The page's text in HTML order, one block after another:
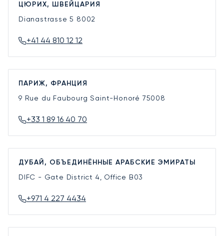
ЦЮРИХ, ШВЕЙЦАРИЯ
Dianastrasse 5 8002
+41 44 810 12 12
ПАРИЖ, ФРАНЦИЯ
9 Rue du Faubourg Saint-Honoré 75008
+33 1 89 16 40 70
ДУБАЙ, ОБЪЕДИНЁННЫЕ АРАБСКИЕ ЭМИРАТЫ
DIFC - Gate District 4, Office B03
+971 4 227 4434